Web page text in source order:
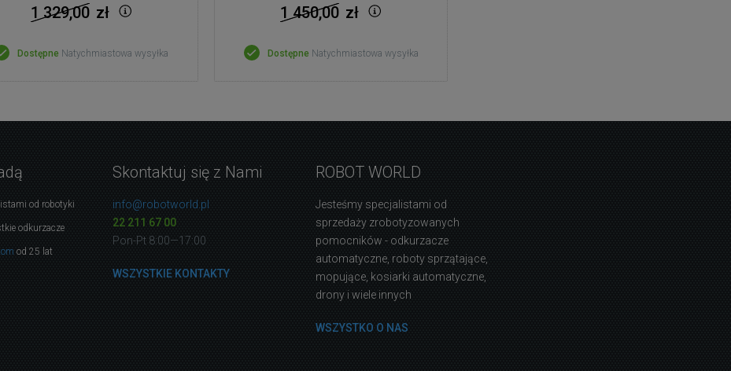
1 329,00 zł
Dostępne Natychmiastowa wysyłka
1 450,00 zł
Dostępne Natychmiastowa wysyłka
od robotyki
odkurzacze
od 25 lat
Skontaktuj się z Nami
info@robotworld.pl
22 211 67 00
Pon-Pt 8:00—17:00
WSZYSTKIE KONTAKTY
ROBOT WORLD
Jesteśmy specjalistami od
sprzedaży zrobotyzowanych
pomocników - odkurzacze
automatyczne, roboty sprzątające,
mopujące, kosiarki automatyczne,
drony i wiele innych
WSZYSTKO O NAS